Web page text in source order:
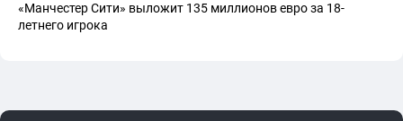
«Манчестер Сити» выложит 135 миллионов евро за 18-
летнего игрока